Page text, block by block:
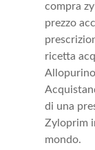
compra
prezzo
ricetta
di una
Zyloprim
mondo.